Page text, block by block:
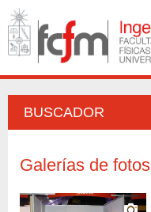
BUSCADOR
Galerías de fotos